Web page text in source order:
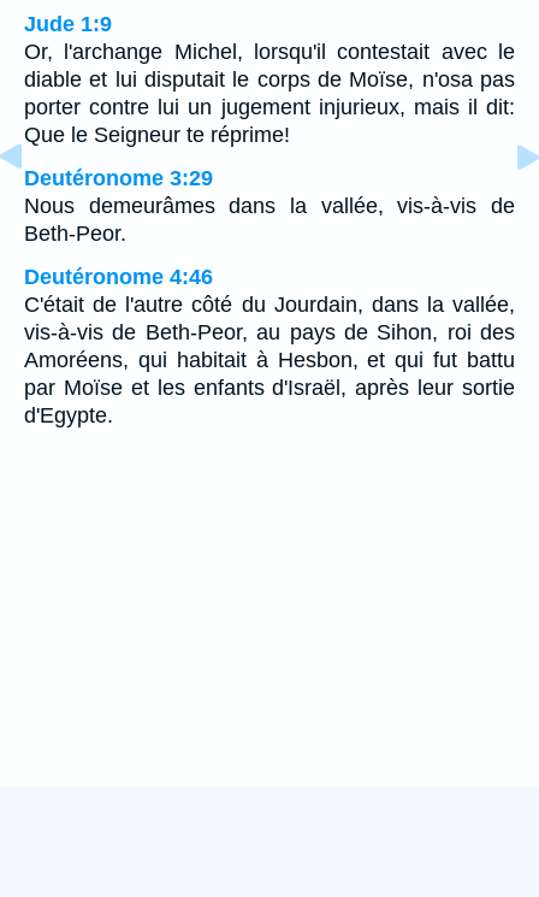
Jude 1:9
Or, l'archange Michel, lorsqu'il contestait avec le
diable et lui disputait le corps de Moïse, n'osa pas
porter contre lui un jugement injurieux, mais il dit:
Que le Seigneur te réprime!
Deutéronome 3:29
Nous demeurâmes dans la vallée, vis-à-vis de
Beth-Peor.
Deutéronome 4:46
C'était de l'autre côté du Jourdain, dans la vallée,
vis-à-vis de Beth-Peor, au pays de Sihon, roi des
Amoréens, qui habitait à Hesbon, et qui fut battu
par Moïse et les enfants d'Israël, après leur sortie
d'Egypte.